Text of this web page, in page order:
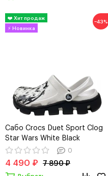
−43%
Сабо Crocs Duet Sport Clog
Star Wars White Black
0
4 490 ₽ 7 890 ₽